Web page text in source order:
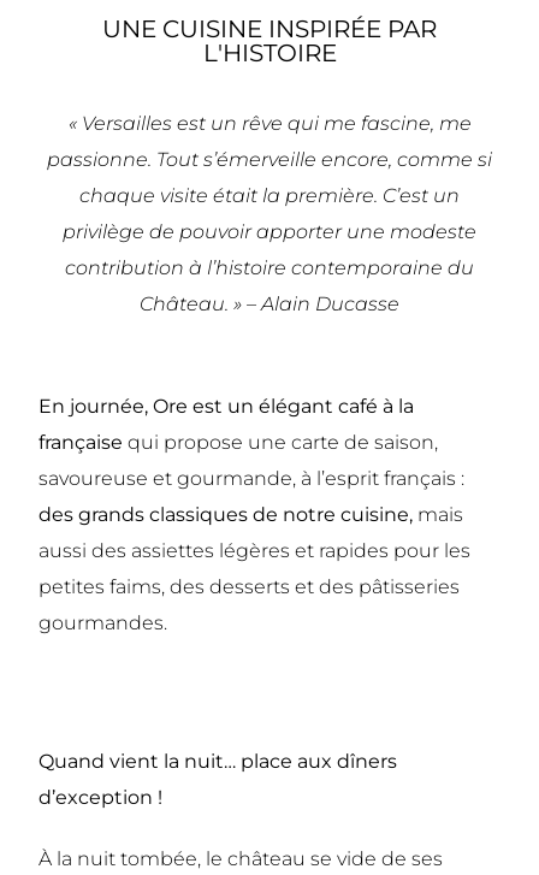
UNE CUISINE INSPIRÉE PAR
L'HISTOIRE
« Versailles est un rêve qui me fascine, me
passionne. Tout s’émerveille encore, comme si
chaque visite était la première. C’est un
privilège de pouvoir apporter une modeste
contribution à l’histoire contemporaine du
Château. » – Alain Ducasse
En journée, Ore est un élégant café à la
française qui propose une carte de saison,
savoureuse et gourmande, à l’esprit français :
des grands classiques de notre cuisine, mais
aussi des assiettes légères et rapides pour les
petites faims, des desserts et des pâtisseries
gourmandes.
Quand vient la nuit… place aux dîners
d’exception !
À la nuit tombée, le château se vide de ses